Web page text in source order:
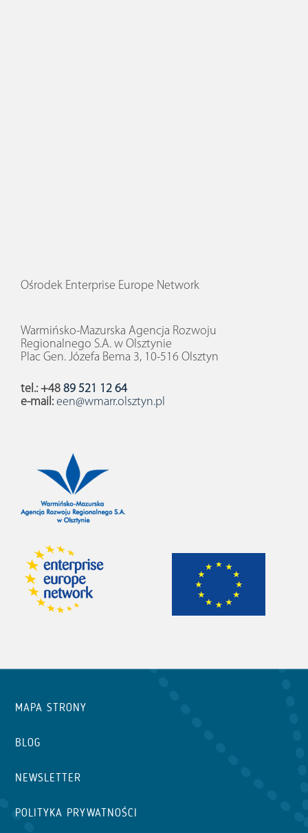
Ośrodek Enterprise Europe Network
Warmińsko-Mazurska Agencja Rozwoju
Regionalnego S.A. w Olsztynie
Plac Gen. Józefa Bema 3, 10-516 Olsztyn
tel.: +48 89 521 12 64
e-mail: een@wmarr.olsztyn.pl
MAPA STRONY
BLOG
NEWSLETTER
POLITYKA PRYWATNOŚCI